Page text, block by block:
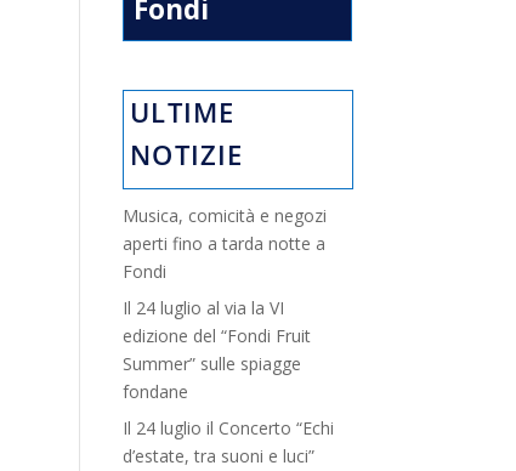
Fondi
ULTIME
NOTIZIE
Musica, comicità e negozi
aperti fino a tarda notte a
Fondi
Il 24 luglio al via la VI
edizione del “Fondi Fruit
Summer” sulle spiagge
fondane
Il 24 luglio il Concerto “Echi
d’estate, tra suoni e luci”